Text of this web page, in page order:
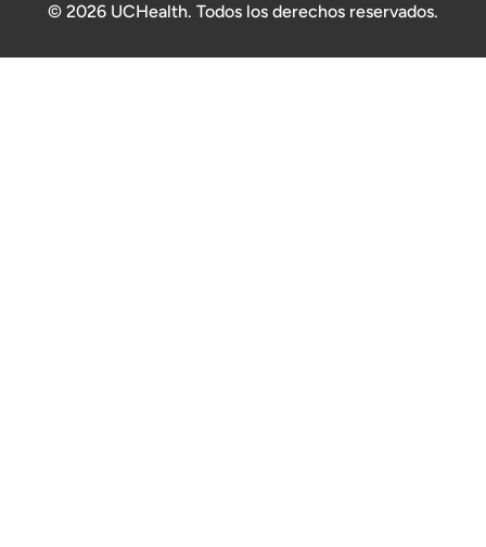
© 2026 UCHealth. Todos los derechos reservados.